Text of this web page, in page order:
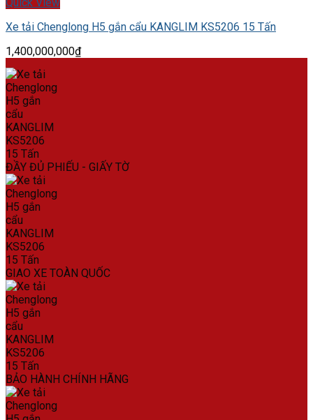
Xe tải Chenglong H5 gắn cẩu KANGLIM KS5206 15 Tấn
1,400,000,000₫
ĐẦY ĐỦ PHIẾU - GIẤY TỜ
GIAO XE TOÀN QUỐC
BẢO HÀNH CHÍNH HÃNG